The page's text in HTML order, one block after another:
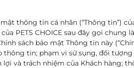
mật thông tin cá nhân (“Thông tin”)
PETS CHOICE sau đây gọi chung
sách bảo mật Thông tin này
tin; phạm vi sử sụng, đối tượng
và trách nhiệm của Khách hàng;